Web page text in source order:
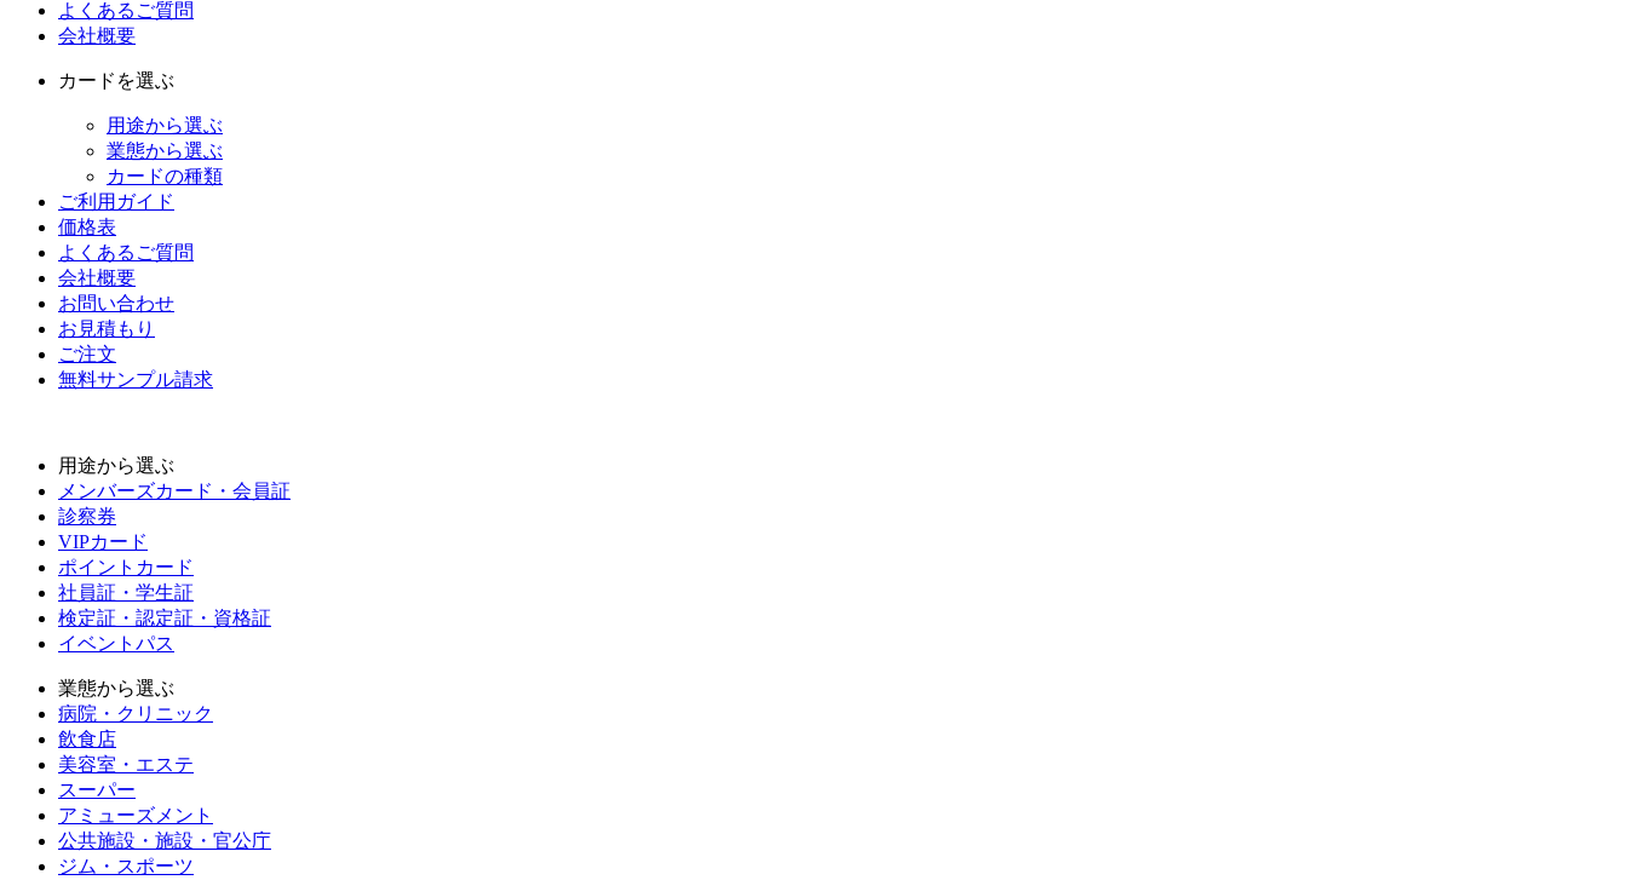
よくあるご質問
会社概要
カードを選ぶ
用途から選ぶ
業態から選ぶ
カードの種類
ご利用ガイド
価格表
よくあるご質問
会社概要
お問い合わせ
お見積もり
ご注文
無料サンプル請求
用途から選ぶ
メンバーズカード・会員証
診察券
VIPカード
ポイントカード
社員証・学生証
検定証・認定証・資格証
イベントパス
業態から選ぶ
病院・クリニック
飲食店
美容室・エステ
スーパー
アミューズメント
公共施設・施設・官公庁
ジム・スポーツ